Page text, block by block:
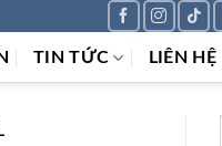
TIN TỨC LIÊN HỆ